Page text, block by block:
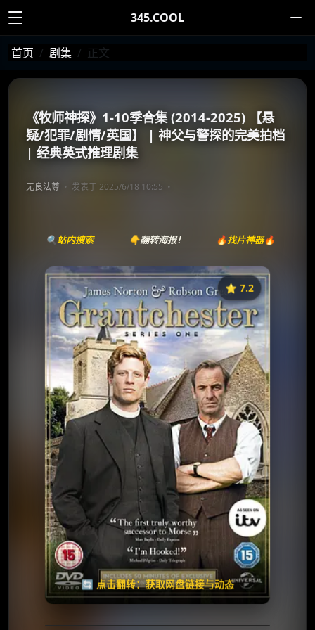
345.COOL
首页 剧集 正文
《牧师神探》1-10季合集 (2014-2025) 【悬
疑/犯罪/剧情/英国】 | 神父与警探的完美拍档
| 经典英式推理剧集
无良法尊 发表于 2025/6/18 10:55
🔍站内搜索 👇翻转海报！ 🔥找片神器🔥
⭐️ 7.2
🔄 点击翻转：获取网盘链接与动态
《牧师神探》
⭐
收藏
⭐️ 评分：7.2 | 🎬 2014年
📺 连载中
夸克网盘
失效请反馈
🧧️
天天领红包